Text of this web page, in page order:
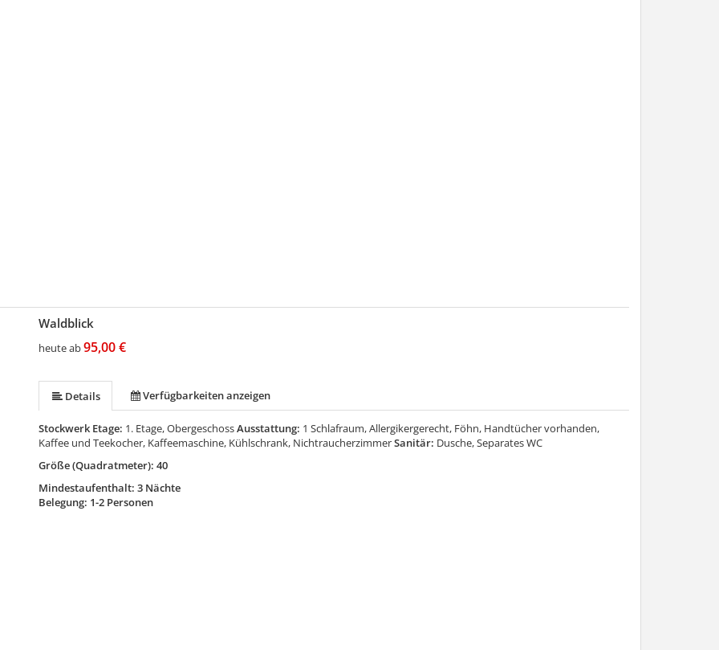
Waldblick
heute ab95,00 €
Details Verfügbarkeiten anzeigen
Stockwerk Etage: 1. Etage, ObergeschossAusstattung: 1 Schlafraum, Allergikergerecht, Föhn, Handtücher vorhanden,
Kaffee und Teekocher, Kaffeemaschine, Kühlschrank, NichtraucherzimmerSanitär: Dusche, Separates WC
Größe (Quadratmeter): 40
Mindestaufenthalt: 3 Nächte
Belegung: 1-2 Personen